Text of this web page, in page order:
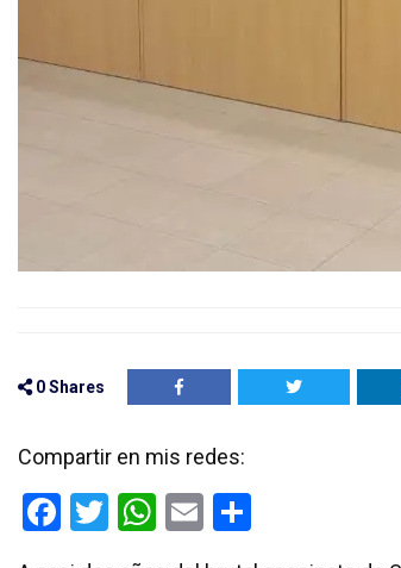
0Shares
Compartir en mis redes:
F
T
wi
W E